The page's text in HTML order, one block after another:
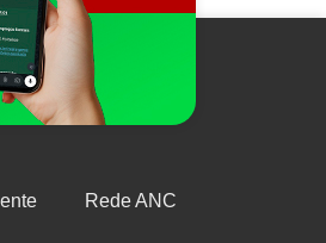
Rede ANC